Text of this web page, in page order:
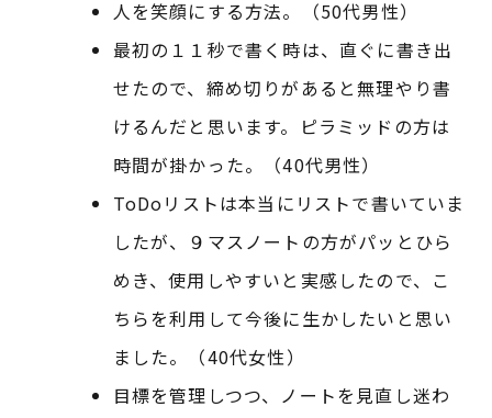
人を笑顔にする方法。（50代男性）
最初の１１秒で書く時は、直ぐに書き出
せたので、締め切りがあると無理やり書
けるんだと思います。ピラミッドの方は
時間が掛かった。（40代男性）
ToDoリストは本当にリストで書いていま
したが、９マスノートの方がパッとひら
めき、使用しやすいと実感したので、こ
ちらを利用して今後に生かしたいと思い
ました。（40代女性）
目標を管理しつつ、ノートを見直し迷わ